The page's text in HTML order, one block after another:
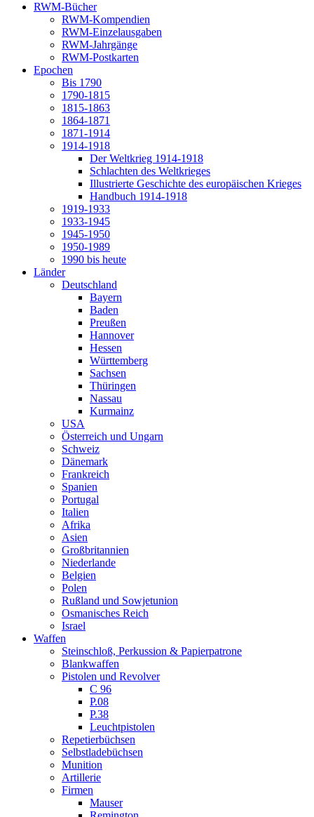
RWM-Bücher
RWM-Kompendien
RWM-Einzelausgaben
RWM-Jahrgänge
RWM-Postkarten
Epochen
Bis 1790
1790-1815
1815-1863
1864-1871
1871-1914
1914-1918
Der Weltkrieg 1914-1918
Schlachten des Weltkrieges
Illustrierte Geschichte des europäischen Krieges
Handbuch 1914-1918
1919-1933
1933-1945
1945-1950
1950-1989
1990 bis heute
Länder
Deutschland
Bayern
Baden
Preußen
Hannover
Hessen
Württemberg
Sachsen
Thüringen
Nassau
Kurmainz
USA
Österreich und Ungarn
Schweiz
Dänemark
Frankreich
Spanien
Portugal
Italien
Afrika
Asien
Großbritannien
Niederlande
Belgien
Polen
Rußland und Sowjetunion
Osmanisches Reich
Israel
Waffen
Steinschloß, Perkussion & Papierpatrone
Blankwaffen
Pistolen und Revolver
C 96
P.08
P.38
Leuchtpistolen
Repetierbüchsen
Selbstladebüchsen
Munition
Artillerie
Firmen
Mauser